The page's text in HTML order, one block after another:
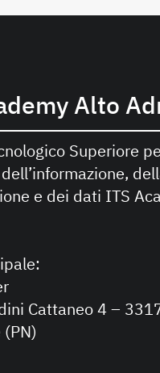
Alto
Superiore
e dei dati ITS
Cattaneo 4 –